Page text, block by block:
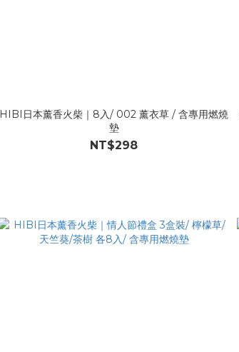
HIBI日本薰香火柴｜8入/ 002 薰衣草 / 含專用燃燒
墊
NT$298